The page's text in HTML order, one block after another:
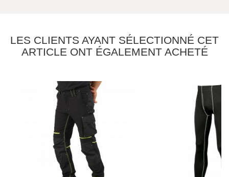
LES CLIENTS AYANT SÉLECTIONNÉ CET
ARTICLE ONT ÉGALEMENT ACHETÉ